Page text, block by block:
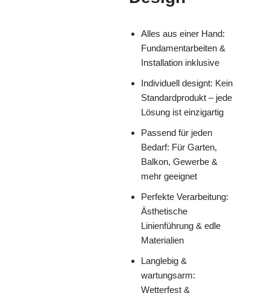
Alles aus einer Hand:
Fundamentarbeiten &
Installation inklusive
Individuell designt: Kein
Standardprodukt – jede
Lösung ist einzigartig
Passend für jeden
Bedarf: Für Garten,
Balkon, Gewerbe &
mehr geeignet
Perfekte Verarbeitung:
Ästhetische
Linienführung & edle
Materialien
Langlebig &
wartungsarm:
Wetterfest &